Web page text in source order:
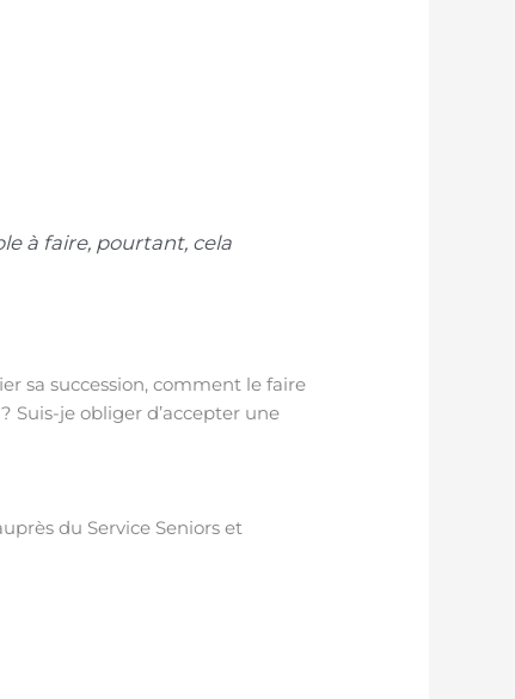
à faire, pourtant, cela
sa succession, comment le faire
Suis-je obliger d’accepter une
du Service Seniors et